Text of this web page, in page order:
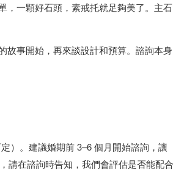
，一顆好石頭，素戒托就足夠美了。主石
故事開始，再來談設計和預算。諮詢本身
定）。建議婚期前 3–6 個月開始諮詢，讓
請在諮詢時告知，我們會評估是否能配合